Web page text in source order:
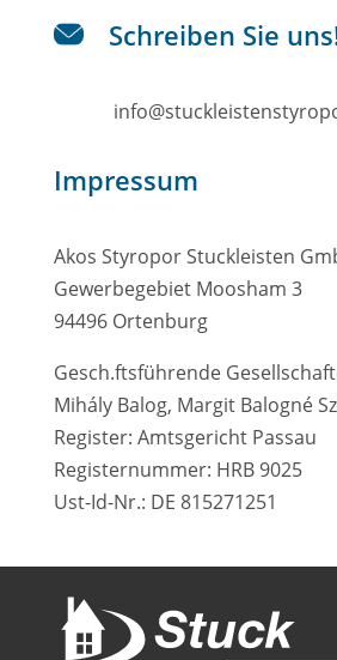
Schreiben Sie
Impressum
Akos Styropor Stuckleisten
Gewerbegebiet Moosham 3
94496 Ortenburg
Gesch.ftsführende
Mihály Balog, Margit Balogné
Register: Amtsgericht Passau
Registernummer: HRB 9025
Ust-Id-Nr.: DE 815271251